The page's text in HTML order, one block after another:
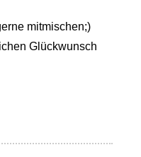
mitmischen;)
Glückwunsch